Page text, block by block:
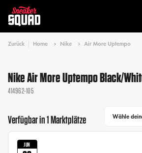
Zurück Home Nike Air More Uptempo
Nike Air More Uptempo Black/
414962-105
Verfügbar in 1 Marktplätze Wähle
JUN